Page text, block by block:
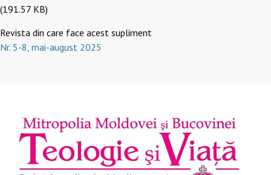
(191.57 KB)
Revista din care face acest supliment
Nr. 5-8, mai-august 2025